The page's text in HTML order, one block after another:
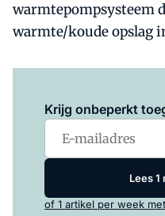
warmtepompsysteem
warmte/koude opslag
Krijg onbeperkt
Lees 1
of 1 artikel per week